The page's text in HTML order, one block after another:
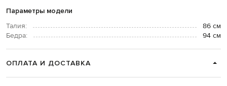
Параметры модели
Талия:
86 см
Бедра:
94 см
ОПЛАТА И ДОСТАВКА